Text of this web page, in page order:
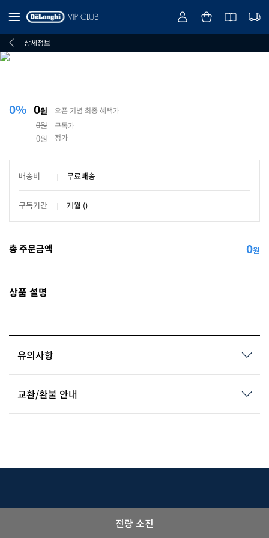
상세정보
0% 0원
0원
0원
오픈 기념 최종 혜택가
구독가
정가
배송비 무료배송
구독기간 개월 ()
총 주문금액 0원
상품 설명
유의사항
교환/환불 안내
전량 소진